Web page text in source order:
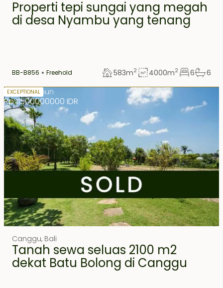
Uluwatu 1
Properti tepi sungai yang megah
di desa Nyambu yang tenang
BB-B856 Freehold 583m2 4000m2 6
6
Sewa 31 tahun
Rp 11500000000 IDR
EXCEPTIONAL
EXCLUSIVE
Canggu, Bali
Tanah sewa seluas 2100 m2
dekat Batu Bolong di Canggu